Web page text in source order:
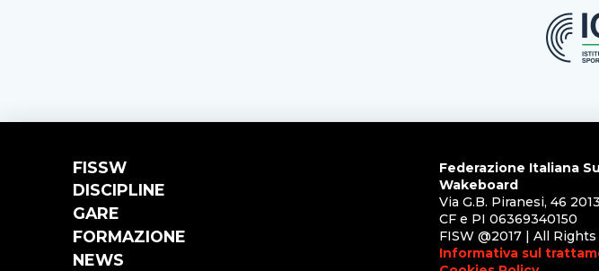
FISSW
DISCIPLINE
GARE
FORMAZIONE
NEWS
Federazione Italiana
Wakeboard
Via G.B. Piranesi, 46
CF e PI 06369340150
FISW @2017 | All
Informativa sul